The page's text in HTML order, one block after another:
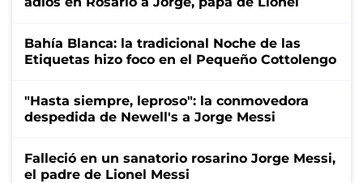
Bahía Blanca: la tradicional Noche de las
Etiquetas hizo foco en el Pequeño Cottolengo
"Hasta siempre, leproso": la conmovedora
despedida de Newell's a Jorge Messi
Falleció en un sanatorio rosarino Jorge Messi,
el padre de Lionel Messi